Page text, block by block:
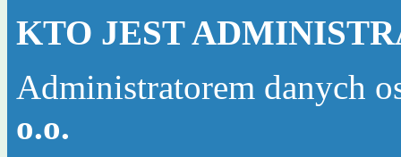
KTO JEST
Administratorem danych
o.o.